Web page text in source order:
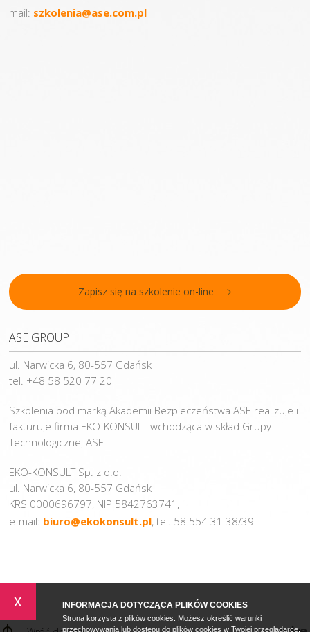
mail: szkolenia@ase.com.pl
Zapisz się na szkolenie on-line
ASE GROUP
ul. Narwicka 6, 80-557 Gdańsk
tel. +48 58 520 77 20
Szkolenia pod marką Akademii Bezpieczeństwa ASE realizuje i
fakturuje firma EKO-KONSULT wchodząca w skład Grupy
Technologicznej ASE
EKO-KONSULT Sp. z o.o.
ul. Narwicka 6, 80-557 Gdańsk
KRS 0000696797, NIP 5842763741,
e-mail: biuro@ekokonsult.pl, tel. 58 554 31 38/39
x INFORMACJA DOTYCZĄCA PLIKÓW COOKIES
Strona korzysta z plików cookies. Możesz określić warunki
przechowywania lub dostępu do plików cookies w Twojej przeglądarce.